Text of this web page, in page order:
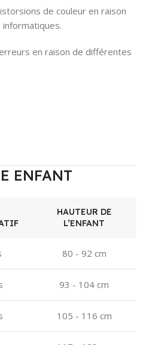
de couleur en raison
en raison de différentes
ENFANT
HAUTEUR DE
L’ENFANT
80 - 92 cm
93 - 104 cm
105 - 116 cm